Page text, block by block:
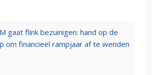
gaat flink bezuinigen: hand op de
om financieel rampjaar af te wenden